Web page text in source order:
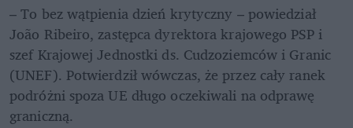
– To bez wątpienia dzień krytyczny – powiedział
João Ribeiro, zastępca dyrektora krajowego PSP i
szef Krajowej Jednostki ds. Cudzoziemców i Granic
(UNEF). Potwierdził wówczas, że przez cały ranek
podróżni spoza UE długo oczekiwali na odprawę
graniczną.